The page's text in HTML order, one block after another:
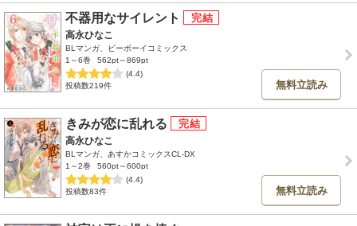
不器用なサイレント
高永ひなこ
BLマンガ、ビーボーイコミックス
1～6巻
562pt～869pt
(4.4)
投稿数219件
無料立読み
きみが恋に乱れる
高永ひなこ
BLマンガ、あすかコミックスCL-DX
1～2巻
560pt～600pt
(4.4)
投稿数83件
無料立読み